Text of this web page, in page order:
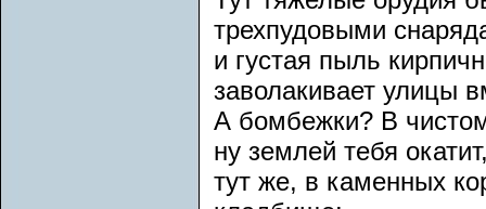
трехпудовыми
и густая пыль
заволакивает улицы
А бомбежки? В
ну землей тебя
тут же, в каменных